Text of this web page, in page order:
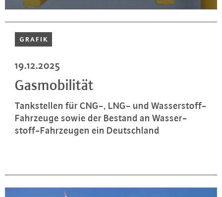
GRAFIK
19.12.2025
Gas­mo­bi­li­tät
Tank­stel­len für CNG-, LNG- und Was­ser­stoff-
Fahr­zeu­ge sowie der Bestand an Was­ser­
stoff-Fahr­zeu­gen ein Deutsch­land